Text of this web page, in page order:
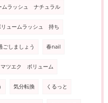
ムラッシュ ナチュラル
リュームラッシュ 持ち
ごしましょう 春nail
マツエク ボリューム
気分転換 くるっと